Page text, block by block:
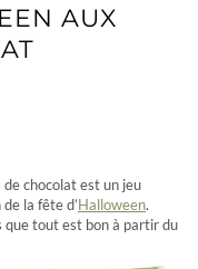
AUX
de chocolat est un jeu
la fête d’Halloween.
que tout est bon à partir du